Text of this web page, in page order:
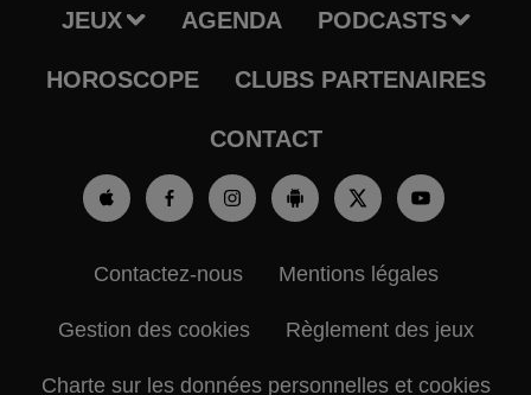
JEUX AGENDA PODCASTS
HOROSCOPE CLUBS PARTENAIRES
CONTACT
Contactez-nous Mentions légales
Gestion des cookies Règlement des jeux
Charte sur les données personnelles et cookies